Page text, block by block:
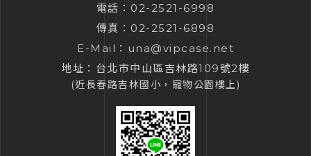
電話： 02-2521-6998
傳真：02-2521-6898
E-Mail： una@vipcase.net
地址： 台北市中山區吉林路109號2樓
(近長春路吉林國小，寵物公園樓上)